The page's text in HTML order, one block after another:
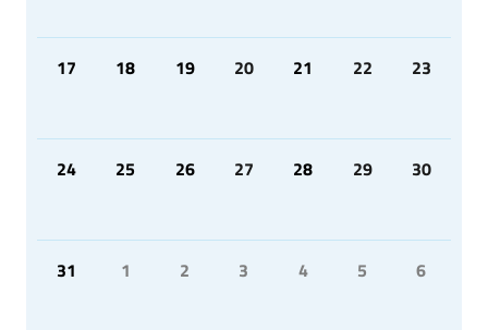
17 18 19 20 21 22 23
24 25 26 27 28 29 30
31 1 2 3 4 5 6